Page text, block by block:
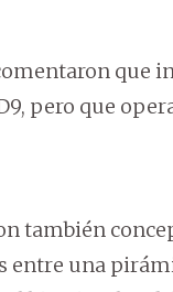
que
pero que
también
entre una